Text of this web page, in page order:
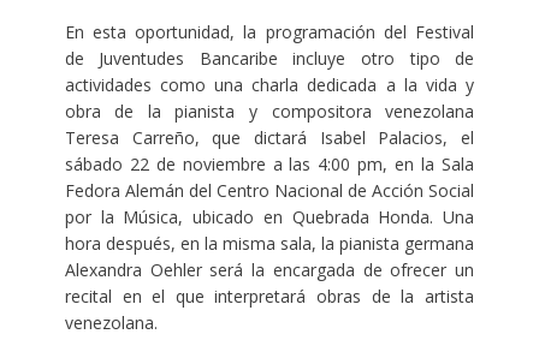
En esta oportunidad, la programación del Festival
de Juventudes Bancaribe incluye otro tipo de
actividades como una charla dedicada a la vida y
obra de la pianista y compositora venezolana
Teresa Carreño, que dictará Isabel Palacios, el
sábado 22 de noviembre a las 4:00 pm, en la Sala
Fedora Alemán del Centro Nacional de Acción Social
por la Música, ubicado en Quebrada Honda. Una
hora después, en la misma sala, la pianista germana
Alexandra Oehler será la encargada de ofrecer un
recital en el que interpretará obras de la artista
venezolana.